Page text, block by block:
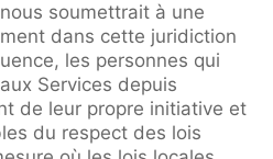
soumettrait à une
dans cette juridiction
les personnes qui
Services depuis
de leur propre initiative et
du respect des lois